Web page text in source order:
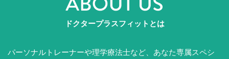
ドクタープラスフィットとは
パーソナルトレーナーや理学療法士など、あなた専属スペシ